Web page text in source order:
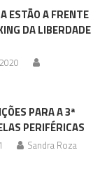
ESTÃO A FRENTE
DA LIBERDADE
PARA A 3ª
PERIFÉRICAS
Sandra Roza